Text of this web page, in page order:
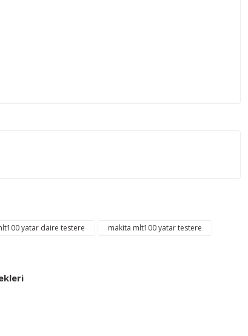
yatar daire testere
makita mlt100 yatar testere